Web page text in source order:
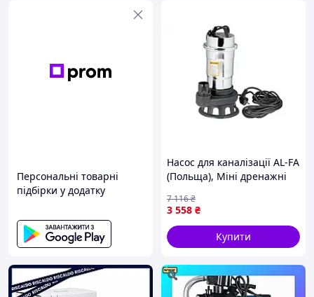
Персональні товарні
підбірки у додатку
Насос для каналізації AL-FA
(Польща), Міні дренажні
для брудної води,
Занурювальний насос
дренажник, FBK
3 558 ₴
7 116₴
Купити